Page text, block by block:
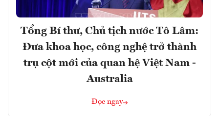
Tổng Bí thư, Chủ tịch nước Tô Lâm:
Đưa khoa học, công nghệ trở thành
trụ cột mới của quan hệ Việt Nam -
Australia
Đọc ngay